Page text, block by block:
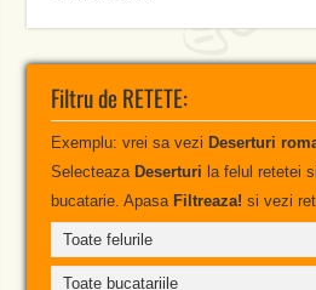
Filtru de RETETE:
Exemplu: vrei sa vezi Deserturi
Selecteaza Deserturi la felul retetei
bucatarie. Apasa Filtreaza! si vezi